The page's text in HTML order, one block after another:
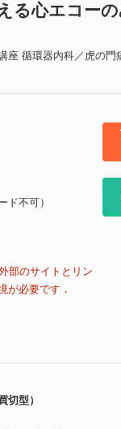
る心エコーの
座 循環器内科／虎の門
ド不可）
部のサイトとリン
が必要です．
切型）